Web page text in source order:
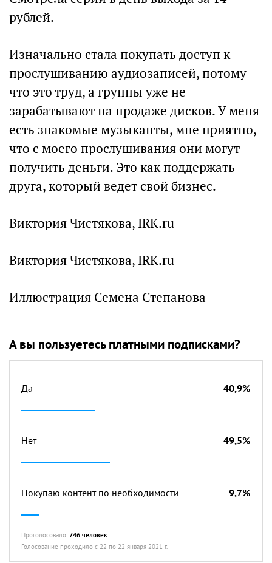
рублей.
Изначально стала покупать доступ к
прослушиванию аудиозаписей, потому
что это труд, а группы уже не
зарабатывают на продаже дисков. У меня
есть знакомые музыканты, мне приятно,
что с моего прослушивания они могут
получить деньги. Это как поддержать
друга, который ведет свой бизнес.
Виктория Чистякова, IRK.ru
Виктория Чистякова, IRK.ru
Иллюстрация Семена Степанова
А вы пользуетесь платными подписками?
Да 40,9%
Нет 49,5%
Покупаю контент по необходимости 9,7%
Проголосовало: 746 человек.
Голосование проходило с 22 по 22 января 2021 г.